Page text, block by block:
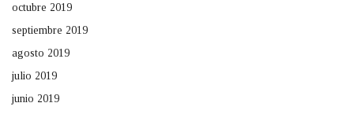
octubre 2019
septiembre 2019
agosto 2019
julio 2019
junio 2019